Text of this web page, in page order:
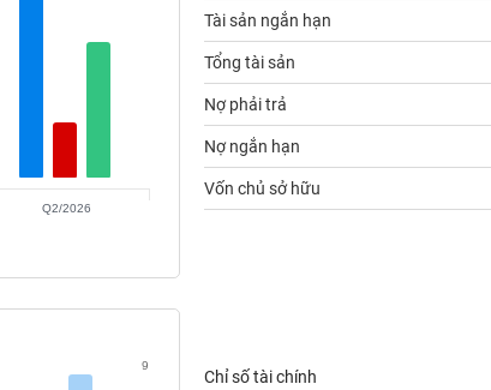
Q2/2026
Tài sản ngắn hạn
Tổng tài sản
Nợ phải trả
Nợ ngắn hạn
Vốn chủ sở hữu
9
Chỉ số tài chính